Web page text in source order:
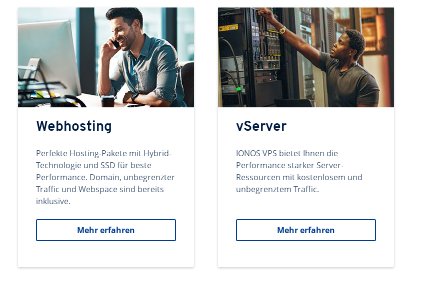
Webhosting
Perfekte Hosting-Pakete mit Hybrid-
Technologie und SSD für beste
Performance. Domain, unbegrenzter
Traffic und Webspace sind bereits
inklusive.
Mehr erfahren
vServer
IONOS VPS bietet Ihnen die
Performance starker Server-
Ressourcen mit kostenlosem und
unbegrenztem Traffic.
Mehr erfahren